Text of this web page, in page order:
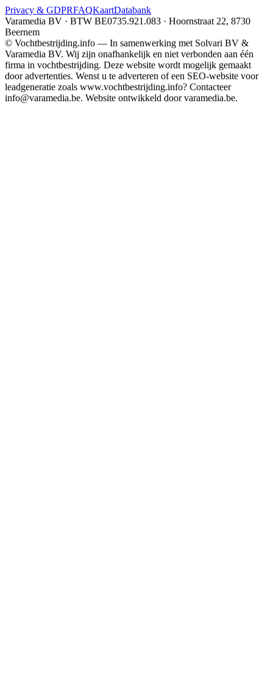
Privacy & GDPRFAQKaartDatabank
Varamedia BV · BTW BE0735.921.083 · Hoornstraat 22, 8730
Beernem
© Vochtbestrijding.info — In samenwerking met Solvari BV &
Varamedia BV. Wij zijn onafhankelijk en niet verbonden aan één
firma in vochtbestrijding. Deze website wordt mogelijk gemaakt
door advertenties. Wenst u te adverteren of een SEO-website voor
leadgeneratie zoals www.vochtbestrijding.info? Contacteer
info@varamedia.be. Website ontwikkeld door varamedia.be.